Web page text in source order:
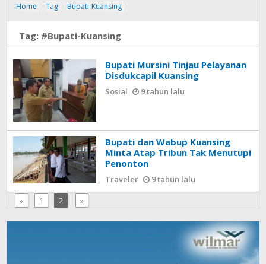
Home Tag Bupati-Kuansing
Tag: #Bupati-Kuansing
Bupati Mursini Tinjau Pelayanan
Disdukcapil Kuansing
Sosial 9 tahun lalu
Bupati dan Wabup Kuansing
Minta Atap Tribun Tak Menutupi
Penonton
Traveler
9 tahun lalu
«
1 2 »